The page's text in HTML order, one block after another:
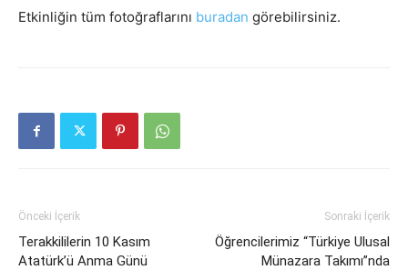
Etkinliğin tüm fotoğraflarını buradan görebilirsiniz.
Önceki İçerik
Terakkililerin 10 Kasım
Atatürk’ü Anma Günü
Sonraki İçerik
Öğrencilerimiz “Türkiye Ulusal
Münazara Takımı”nda